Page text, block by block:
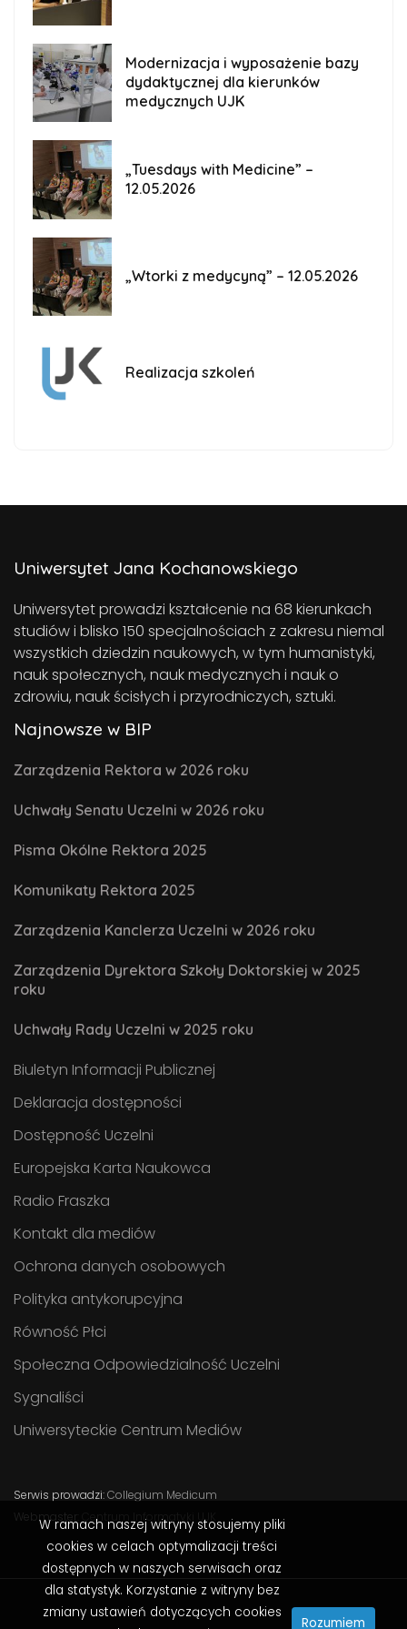
Modernizacja i wyposażenie bazy
dydaktycznej dla kierunków
medycznych UJK
„Tuesdays with Medicine” –
12.05.2026
„Wtorki z medycyną” – 12.05.2026
Realizacja szkoleń
Uniwersytet Jana Kochanowskiego
Uniwersytet prowadzi kształcenie na 68 kierunkach
studiów i blisko 150 specjalnościach z zakresu niemal
wszystkich dziedzin naukowych, w tym humanistyki,
nauk społecznych, nauk medycznych i nauk o
zdrowiu, nauk ścisłych i przyrodniczych, sztuki.
Najnowsze w BIP
Zarządzenia Rektora w 2026 roku
Uchwały Senatu Uczelni w 2026 roku
Pisma Okólne Rektora 2025
Komunikaty Rektora 2025
Zarządzenia Kanclerza Uczelni w 2026 roku
Zarządzenia Dyrektora Szkoły Doktorskiej w 2025
roku
Uchwały Rady Uczelni w 2025 roku
Biuletyn Informacji Publicznej
Deklaracja dostępności
Dostępność Uczelni
Europejska Karta Naukowca
Radio Fraszka
Kontakt dla mediów
Ochrona danych osobowych
Polityka antykorupcyjna
Równość Płci
Społeczna Odpowiedzialność Uczelni
Sygnaliści
Uniwersyteckie Centrum Mediów
Serwis prowadzi:Collegium Medicum
Webmaster:
Centrum Informatyki UJK
W ramach naszej witryny stosujemy pliki
cookies w celach optymalizacji treści
dostępnych w naszych serwisach oraz
dla statystyk. Korzystanie z witryny bez
zmiany ustawień dotyczących cookies
Rozumiem